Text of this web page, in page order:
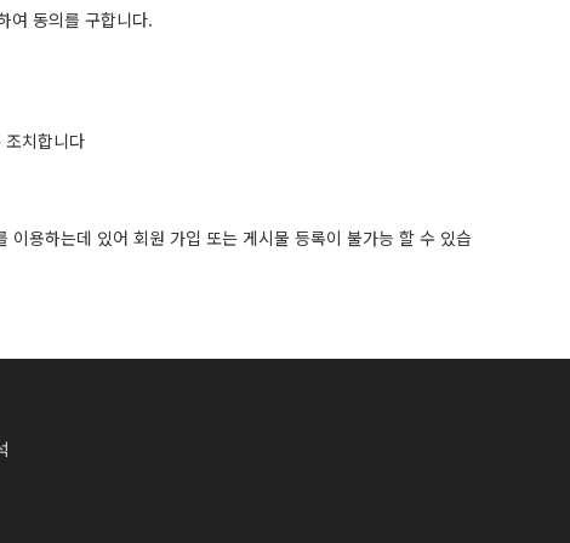
여 동의를 구합니다.
치합니다
용하는데 있어 회원 가입 또는 게시물 등록이 불가능 할 수 있습